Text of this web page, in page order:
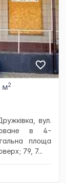
м2
вул.
в 4-
площа
79, 7...